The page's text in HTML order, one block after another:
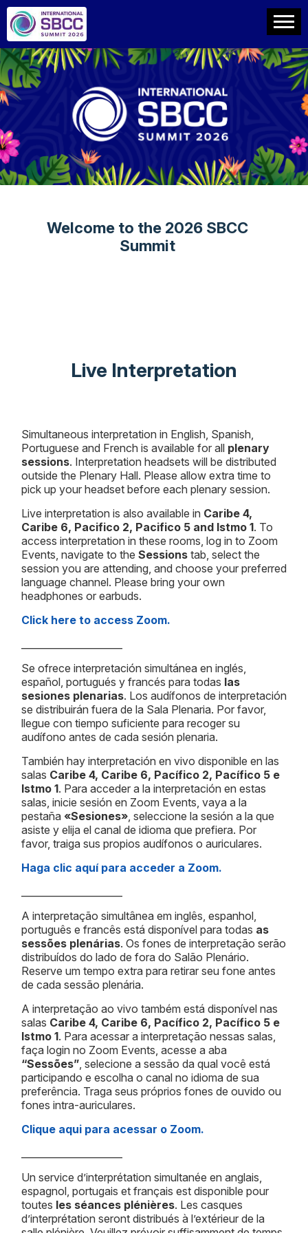
Welcome to the 2026 SBCC
Summit
Live Interpretation
Simultaneous interpretation in English, Spanish,
Portuguese and French is available for all plenary
sessions. Interpretation headsets will be distributed
outside the Plenary Hall. Please allow extra time to
pick up your headset before each plenary session.
Live interpretation is also available in Caribe 4,
Caribe 6, Pacifico 2, Pacifico 5 and Istmo 1. To
access interpretation in these rooms, log in to Zoom
Events, navigate to the Sessions tab, select the
session you are attending, and choose your preferred
language channel. Please bring your own
headphones or earbuds.
Click here to access Zoom.
Se ofrece interpretación simultánea en inglés,
español, portugués y francés para todas las
sesiones plenarias. Los audífonos de interpretación
se distribuirán fuera de la Sala Plenaria. Por favor,
llegue con tiempo suficiente para recoger su
audífono antes de cada sesión plenaria.
También hay interpretación en vivo disponible en las
salas Caribe 4, Caribe 6, Pacífico 2, Pacífico 5 e
Istmo 1. Para acceder a la interpretación en estas
salas, inicie sesión en Zoom Events, vaya a la
pestaña «Sesiones» , seleccione la sesión a la que
asiste y elija el canal de idioma que prefiera. Por
favor, traiga sus propios audífonos o auriculares.
Haga clic aquí para acceder a Zoom.
A interpretação simultânea em inglês, espanhol,
português e francês está disponível para todas as
sessões plenárias. Os fones de interpretação serão
distribuídos do lado de fora do Salão Plenário.
Reserve um tempo extra para retirar seu fone antes
de cada sessão plenária.
A interpretação ao vivo também está disponível nas
salas Caribe 4, Caribe 6, Pacífico 2, Pacífico 5 e
Istmo 1. Para acessar a interpretação nessas salas,
faça login no Zoom Events, acesse a aba
“Sessões” , selecione a sessão da qual você está
participando e escolha o canal no idioma de sua
preferência. Traga seus próprios fones de ouvido ou
fones intra-auriculares.
Clique aqui para acessar o Zoom.
Un service d’interprétation simultanée en anglais,
espagnol, portugais et français est disponible pour
toutes les séances plénières. Les casques
d’interprétation seront distribués à l’extérieur de la